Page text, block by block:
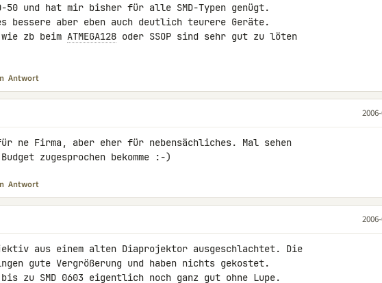
und hat mir bisher für alle SMD-Typen genügt.
bessere aber eben auch deutlich teurere Geräte.
wie zb beim ATMEGA128 oder SSOP sind sehr gut zu löten
Antwort
ne Firma, aber eher für nebensächliches. Mal sehen
zugesprochen bekomme :-)
Antwort
aus einem alten Diaprojektor ausgeschlachtet. Die
gute Vergrößerung und haben nichts gekostet.
zu SMD 0603 eigentlich noch ganz gut ohne Lupe.